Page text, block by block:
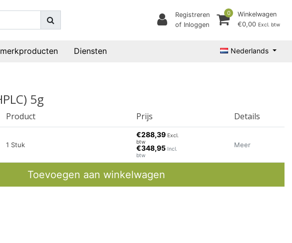
Registreren
of Inloggen
0
Winkelwagen
€0,00 Excl. btw
Diensten Nederlands
5g
Product Prijs Details
1 Stuk
€288,39 Excl.
btw
€348,95 Incl.
btw
Meer
Toevoegen aan winkelwagen